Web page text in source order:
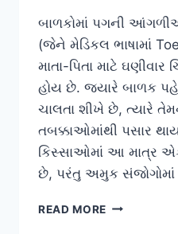
બાળકોમાં પગની
(જેને મેડિકલ ભાષામાં
માતા-પિતા માટે ઘણીવાર
હોય છે. જ્યારે બાળક
ચાલતા શીખે છે, ત્યારે
તબક્કાઓમાંથી પસાર
કિસ્સાઓમાં આ માત્ર
છે, પરંતુ અમુક સંજોગોમાં
READ MORE બાળકોના